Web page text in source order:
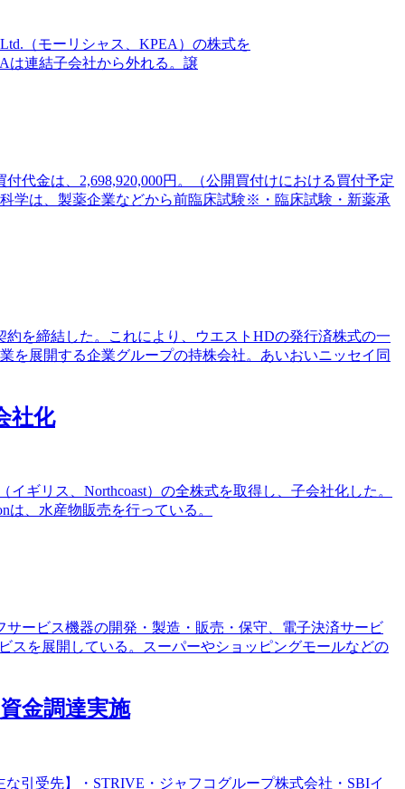
（モーリシャス、KPEA）の株式を
は連結子会社から外れる。譲
代金は、2,698,920,000円。（公開買付けにおける買付予定
学は、製薬企業などから前臨床試験※・臨床試験・新薬承
を締結した。これにより、ウエストHDの発行済株式の一
を展開する企業グループの持株会社。あいおいニッセイ同
社化
イギリス、Northcoast）の全株式を取得し、子会社化した。
、水産物販売を行っている。
ービス機器の開発・製造・販売・保守、電子決済サービ
スを展開している。スーパーやショッピングモールなどの
金調達実施
引受先】・STRIVE・ジャフコグループ株式会社・SBIイ